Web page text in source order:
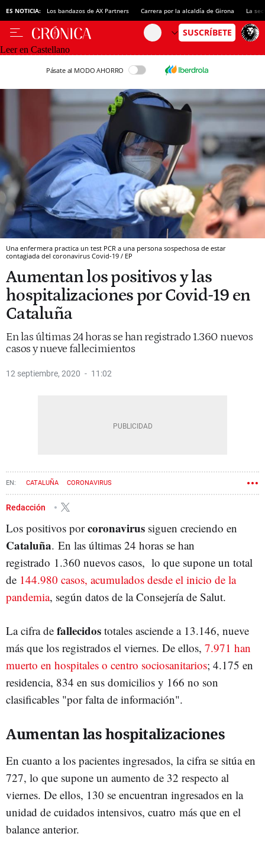
ES NOTICIA: Los bandazos de AX Partners Carrera por la alcaldía de Girona La
Leer en Castellano
Pásate al MODO AHORRO
Una enfermera practica un test PCR a una persona sospechosa de estar
contagiada del coronavirus Covid-19 / EP
Aumentan los positivos y las
hospitalizaciones por Covid-19 en
Cataluña
En las últimas 24 horas se han registrado 1.360 nuevos
casos y nueve fallecimientos
12 septiembre, 2020 11:02
CATALUÑA CORONAVIRUS
Redacción
Los positivos porcoronavirus siguen creciendo en
Cataluña. En las últimas 24 horas se han
registrado 1.360 nuevos casos, lo que supone un total
de 144.980 casos, acumulados desde el inicio de la
pandemia, según datos de la Consejería de Salut.
La cifra de fallecidos totales asciende a 13.146, nueve
más que los registrados el viernes. De ellos, 7.971 han
muerto en hospitales o centro sociosanitarios; 4.175 en
residencia, 834 en sus domicilios y 166 no son
clasificables "por falta de información".
Aumentan las hospitalizaciones
En cuanto a los pacientes ingresados, la cifra se sitúa en
727, lo que supone un aumento de 32 respecto al
viernes. De ellos, 130 se encuentran ingresados en la
unidad de cuidados intensivos, cuatro más que en el
balance anterior.